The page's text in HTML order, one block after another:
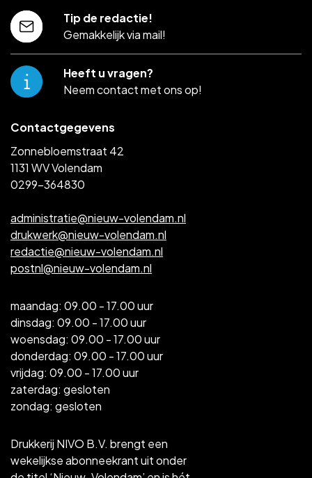
Drukkerij NIVO B.V. brengt een
wekelijkse abonneekrant uit onder
Contactgegevens
Zonnebloemstraat 42
1131 WV Volendam
0299-364830
administratie@nieuw-volendam.nl
drukwerk@nieuw-volendam.nl
redactie@nieuw-volendam.nl
postnl@nieuw-volendam.nl
maandag: 09.00 - 17.00 uur
dinsdag: 09.00 - 17.00 uur
woensdag: 09.00 - 17.00 uur
donderdag: 09.00 - 17.00 uur
vrijdag: 09.00 - 17.00 uur
zaterdag: gesloten
zondag: gesloten
Tip de redactie!
Gemakkelijk via mail!
Heeft u vragen?
Neem contact met ons op!